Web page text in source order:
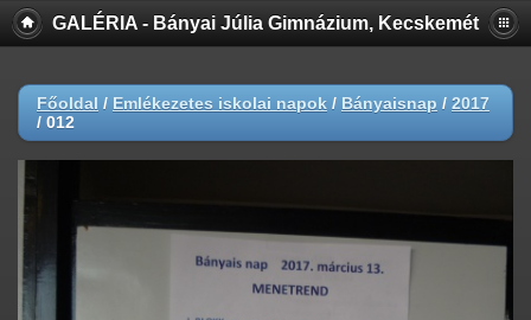
GALÉRIA - Bányai Júlia Gimnázium, Kecskemét
Főoldal / Emlékezetes iskolai napok / Bányaisnap / 2017
/ 012